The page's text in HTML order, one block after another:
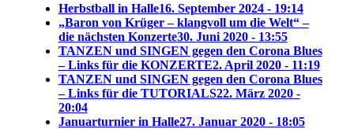
Herbstball in Halle16. September 2024 - 19:14
„Baron von Krüger – klangvoll um die Welt“ –
die nächsten Konzerte30. Juni 2020 - 13:55
TANZEN und SINGEN gegen den Corona Blues
– Links für die KONZERTE2. April 2020 - 11:19
TANZEN und SINGEN gegen den Corona Blues
– Links für die TUTORIALS22. März 2020 -
20:04
Januarturnier in Halle27. Januar 2020 - 18:05